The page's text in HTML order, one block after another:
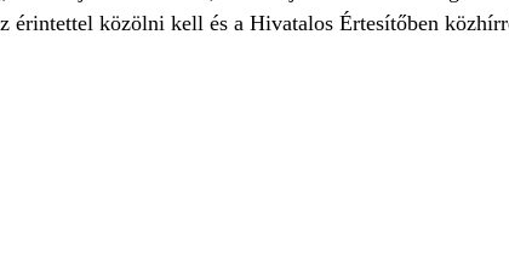
érintettel közölni kell és a Hivatalos Értesítőben